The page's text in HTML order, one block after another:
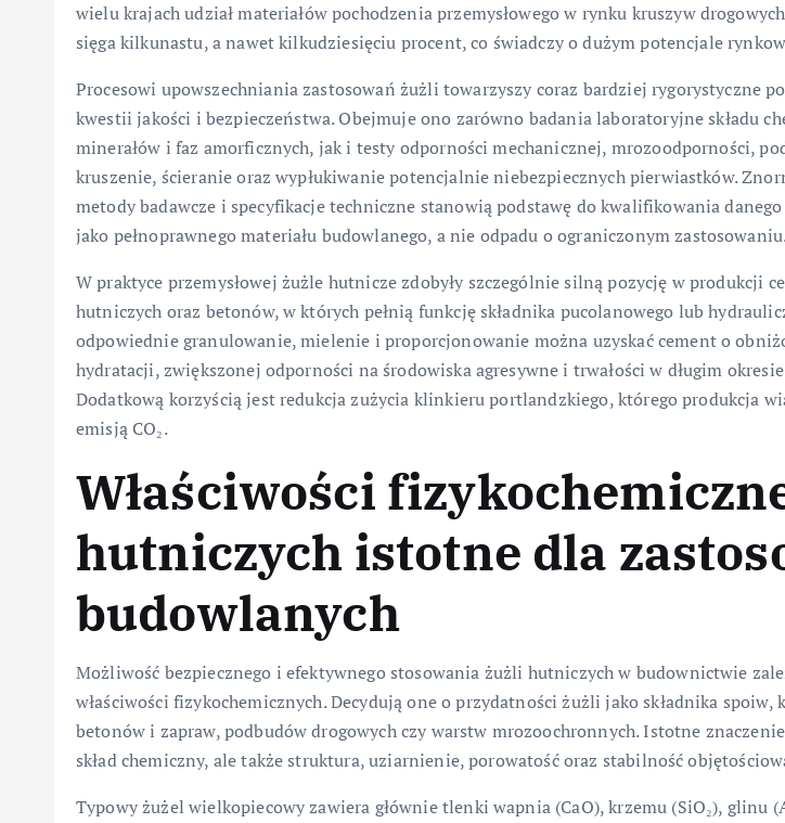
wielu krajach udział materiałów pochodzenia przemysłowego w rynku kruszyw
sięga kilkunastu, a nawet kilkudziesięciu procent, co świadczy o dużym potencjale
Procesowi upowszechniania zastosowań żużli towarzyszy coraz bardziej rygorystyczne
kwestii jakości i bezpieczeństwa. Obejmuje ono zarówno badania laboratoryjne składu
minerałów i faz amorficznych, jak i testy odporności mechanicznej, mrozoodporności,
kruszenie, ścieranie oraz wypłukiwanie potencjalnie niebezpiecznych pierwiastków.
metody badawcze i specyfikacje techniczne stanowią podstawę do kwalifikowania
jako pełnoprawnego materiału budowlanego, a nie odpadu o ograniczonym
W praktyce przemysłowej żużle hutnicze zdobyły szczególnie silną pozycję w produkcji
hutniczych oraz betonów, w których pełnią funkcję składnika pucolanowego lub
odpowiednie granulowanie, mielenie i proporcjonowanie można uzyskać cement o
hydratacji, zwiększonej odporności na środowiska agresywne i trwałości w długim
Dodatkową korzyścią jest redukcja zużycia klinkieru portlandzkiego, którego produkcja
emisją CO₂.
Właściwości
hutniczych istotne dla
budowlanych
Możliwość bezpiecznego i efektywnego stosowania żużli hutniczych w budownictwie
właściwości fizykochemicznych. Decydują one o przydatności żużli jako składnika spoiw,
betonów i zapraw, podbudów drogowych czy warstw mrozoochronnych. Istotne
skład chemiczny, ale także struktura, uziarnienie, porowatość oraz stabilność
Typowy żużel wielkopiecowy zawiera głównie tlenki wapnia (CaO), krzemu (SiO₂), glinu